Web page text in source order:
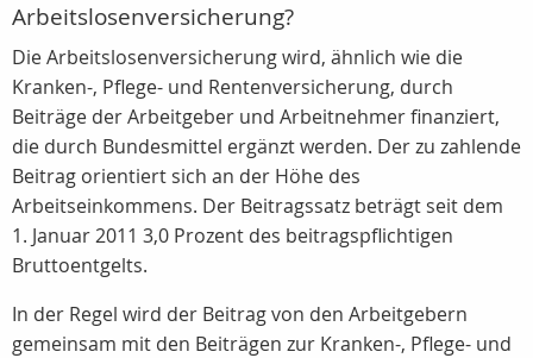
Arbeitslosenversicherung?
Die Arbeitslosenversicherung wird, ähnlich wie die
Kranken-, Pflege- und Rentenversicherung, durch
Beiträge der Arbeitgeber und Arbeitnehmer finanziert,
die durch Bundesmittel ergänzt werden. Der zu zahlende
Beitrag orientiert sich an der Höhe des
Arbeitseinkommens. Der Beitragssatz beträgt seit dem
1. Januar 2011 3,0 Prozent des beitragspflichtigen
Bruttoentgelts.
In der Regel wird der Beitrag von den Arbeitgebern
gemeinsam mit den Beiträgen zur Kranken-, Pflege- und